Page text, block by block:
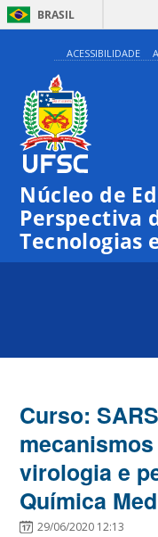
BRASIL
ACESSIBILIDADE
Núcleo de
Perspectiva
Tecnologias
Curso:
virologia e
Química
29/06/2020 12:13